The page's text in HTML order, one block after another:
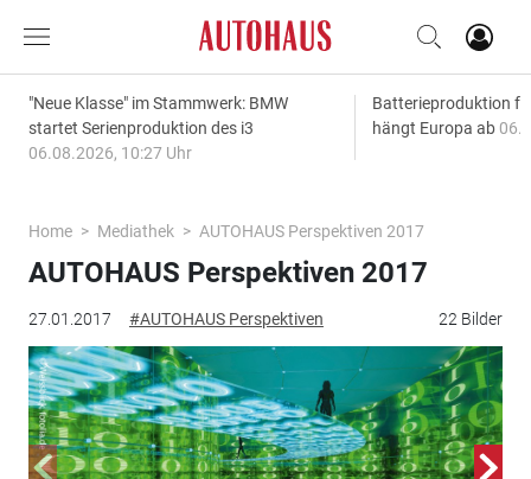
"Neue Klasse" im Stammwerk: BMW
startet Serienproduktion des i3
06.08.2026, 10:27 Uhr
Batterieproduktion
hängt Europa ab
Home Mediathek AUTOHAUS Perspektiven 2017
27.01.2017 #AUTOHAUS Perspektiven 22 Bilder
AUTOHAUS Perspektiven 2017